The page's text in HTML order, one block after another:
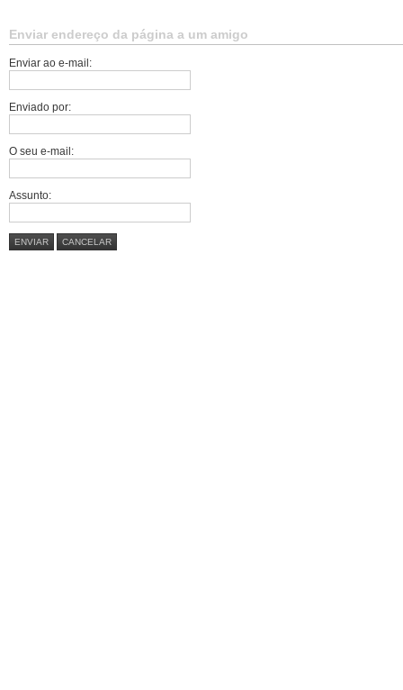
Enviar endereço da página a um amigo
Enviar ao e-mail:
Enviado por:
O seu e-mail:
Assunto:
ENVIAR CANCELAR